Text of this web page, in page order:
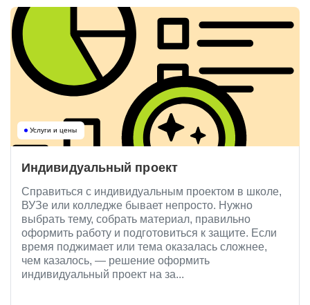
Услуги и цены
Индивидуальный проект
Справиться с индивидуальным проектом в школе,
ВУЗе или колледже бывает непросто. Нужно
выбрать тему, собрать материал, правильно
оформить работу и подготовиться к защите. Если
время поджимает или тема оказалась сложнее,
чем казалось, — решение оформить
индивидуальный проект на за...